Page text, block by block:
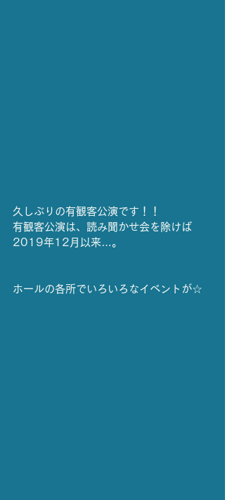
久しぶりの有観客公演です！！
有観客公演は、読み聞かせ会を除けば
2019年12月以来…。
ホールの各所でいろいろなイベントが☆